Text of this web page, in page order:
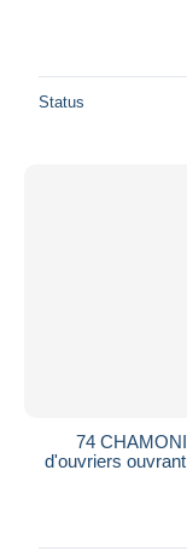
Status
74
d'ouvriers